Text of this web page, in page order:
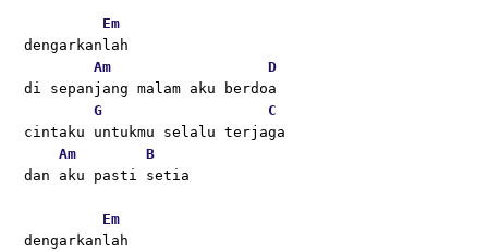
Em
dengarkanlah
Am
D
di sepanjang malam aku berdoa
G
C
cintaku untukmu selalu terjaga
Am
B
dan aku pasti setia
Em
dengarkanlah